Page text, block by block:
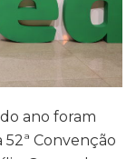
ano foram
Convenção